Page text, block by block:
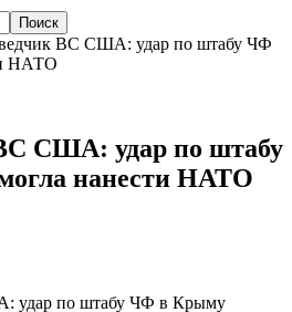
ВС США: удар по штабу ЧФ
НАТО
США: удар по штабу
нанести НАТО